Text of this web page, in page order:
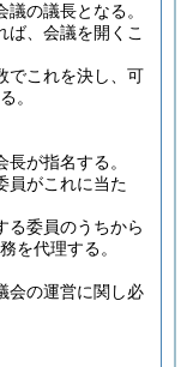
の議長となる。
ば、会議を開くこ
でこれを決し、可
。
が指名する。
員がこれに当た
る委員のうちから
を代理する。
会の運営に関し必